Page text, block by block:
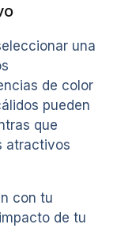
una
de color
pueden
que
atractivos
con tu
de tu